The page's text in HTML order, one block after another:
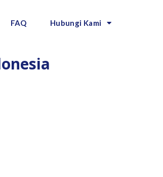
FAQ Hubungi Kami